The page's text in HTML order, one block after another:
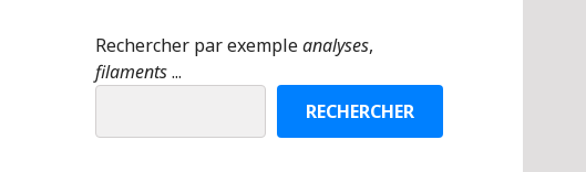
Rechercher par exempleanalyses,
filaments...
RECHERCHER